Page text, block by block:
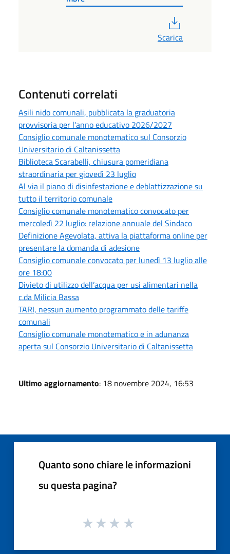
Scarica
Contenuti correlati
Asili nido comunali, pubblicata la graduatoria
provvisoria per l'anno educativo 2026/2027
Consiglio comunale monotematico sul Consorzio
Universitario di Caltanissetta
Biblioteca Scarabelli, chiusura pomeridiana
straordinaria per giovedì 23 luglio
Al via il piano di disinfestazione e deblattizzazione su
tutto il territorio comunale
Consiglio comunale monotematico convocato per
mercoledì 22 luglio: relazione annuale del Sindaco
Definizione Agevolata, attiva la piattaforma online per
presentare la domanda di adesione
Consiglio comunale convocato per lunedì 13 luglio alle
ore 18:00
Divieto di utilizzo dell’acqua per usi alimentari nella
c.da Milicia Bassa
TARI, nessun aumento programmato delle tariffe
comunali
Consiglio comunale monotematico e in adunanza
aperta sul Consorzio Universitario di Caltanissetta
Ultimo aggiornamento: 18 novembre 2024, 16:53
Quanto sono chiare le informazioni
su questa pagina?